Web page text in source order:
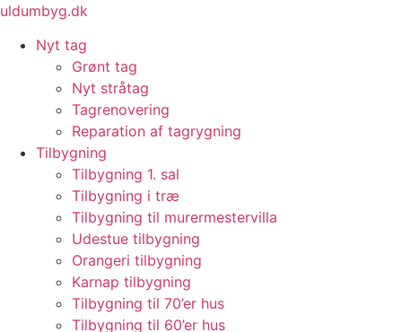
Videre
indhold
uldumbyg.dk
Nyt tag
Grønt tag
Nyt stråtag
Tagrenovering
Reparation af tagrygning
Tilbygning
Tilbygning 1. sal
Tilbygning i træ
Tilbygning til murermestervilla
Udestue tilbygning
Orangeri tilbygning
Karnap tilbygning
Tilbygning til 70’er hus
Tilbygning til 60’er hus